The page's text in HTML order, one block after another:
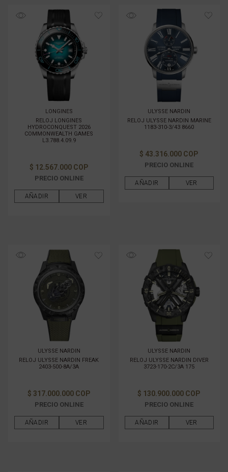
LONGINES
RELOJ LONGINES
HYDROCONQUEST 2026
COMMONWEALTH GAMES
L3.788.4.09.9
$ 12.567.000 COP
PRECIO ONLINE
AÑADIR VER
ULYSSE NARDIN
RELOJ ULYSSE NARDIN MARINE
1183-310-3/43 8660
$ 43.316.000 COP
PRECIO ONLINE
AÑADIR VER
ULYSSE NARDIN
RELOJ ULYSSE NARDIN FREAK
2403-500-8A/3A
$ 317.000.000 COP
PRECIO ONLINE
AÑADIR VER
ULYSSE NARDIN
RELOJ ULYSSE NARDIN DIVER
3723-170-2C/3A 175
$ 130.900.000 COP
PRECIO ONLINE
AÑADIR VER